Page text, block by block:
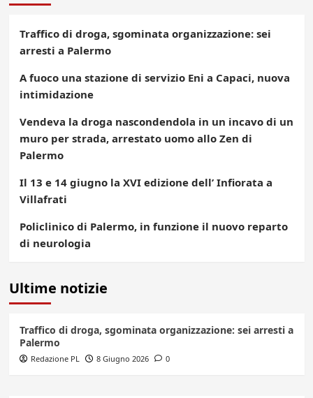
Traffico di droga, sgominata organizzazione: sei
arresti a Palermo
A fuoco una stazione di servizio Eni a Capaci, nuova
intimidazione
Vendeva la droga nascondendola in un incavo di un
muro per strada, arrestato uomo allo Zen di
Palermo
Il 13 e 14 giugno la XVI edizione dell’ Infiorata a
Villafrati
Policlinico di Palermo, in funzione il nuovo reparto
di neurologia
Ultime notizie
Traffico di droga, sgominata organizzazione: sei arresti a
Palermo
Redazione PL 8 Giugno 2026 0